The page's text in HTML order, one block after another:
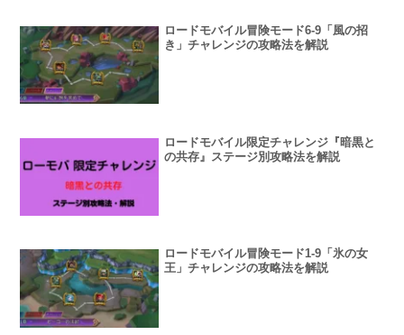
ロードモバイル冒険モード6-9「風の招
き」チャレンジの攻略法を解説
ロードモバイル限定チャレンジ『暗黒と
の共存』ステージ別攻略法を解説
ロードモバイル冒険モード1-9「氷の女
王」チャレンジの攻略法を解説